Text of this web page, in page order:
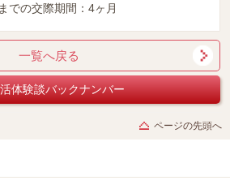
での交際期間：4ヶ月
一覧へ戻る
体験談バックナンバー
ページの先頭へ